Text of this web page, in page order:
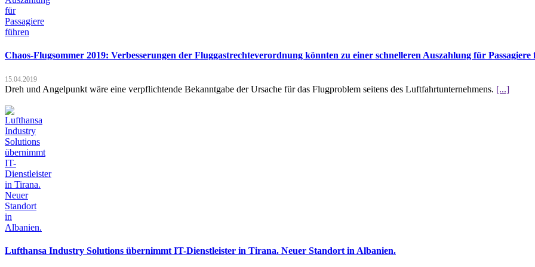
Chaos-Flugsommer 2019: Verbesserungen der Fluggastrechteverordnung könnten zu einer schnelleren Auszahlung für Passagiere
15.04.2019
Dreh und Angelpunkt wäre eine verpflichtende Bekanntgabe der Ursache für das Flugproblem seitens des Luftfahrtunternehmens. [...]
Lufthansa Industry Solutions übernimmt IT-Dienstleister in Tirana. Neuer Standort in Albanien.